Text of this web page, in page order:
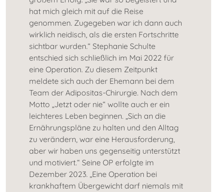
hat mich gleich mit auf die Reise
genommen. Zugegeben war ich dann auch
wirklich neidisch, als die ersten Fortschritte
sichtbar wurden.“ Stephanie Schulte
entschied sich schließlich im Mai 2022 für
eine Operation. Zu diesem Zeitpunkt
meldete sich auch der Ehemann bei dem
Team der Adipositas-Chirurgie. Nach dem
Motto „Jetzt oder nie“ wollte auch er ein
leichteres Leben beginnen. „Sich an die
Ernährungspläne zu halten und den Alltag
zu verändern, war eine Herausforderung,
aber wir haben uns gegenseitig unterstützt
und motiviert.“ Seine OP erfolgte im
Dezember 2023. „Eine Operation bei
krankhaftem Übergewicht darf niemals mit